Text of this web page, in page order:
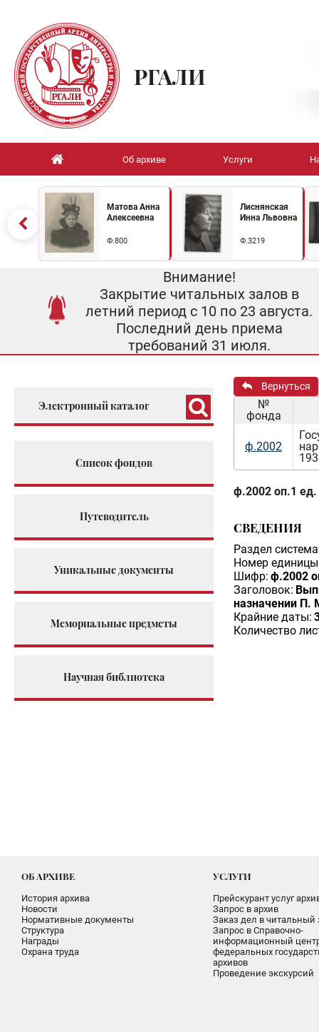
РГАЛИ
Об архиве Услуги
Матова Анна
Алексеевна
Ф.800
Лиснянская
Инна Львовна
Ф.3219
Внимание!
Закрытие читальных залов в
летний период с 10 по 23 августа.
Последний день приема
требований 31 июля.
Электронный каталог
Список фондов
Путеводитель
Уникальные документы
Мемориальные предметы
Научная библиотека
Вернуться
№
фонда
ф.2002
ф.2002 оп.1 ед.
СВЕДЕНИЯ
Раздел
Номер единицы
Шифр: ф.2002
Заголовок:
назначении П.
Крайние даты:
Количество
ОБ АРХИВЕ
История архива
Новости
Нормативные документы
Структура
Награды
Охрана труда
УСЛУГИ
Прейскурант услуг
Запрос в архив
Заказ дел в читальный
Запрос в Справочно-
информационный
федеральных
архивов
Проведение экскурсий